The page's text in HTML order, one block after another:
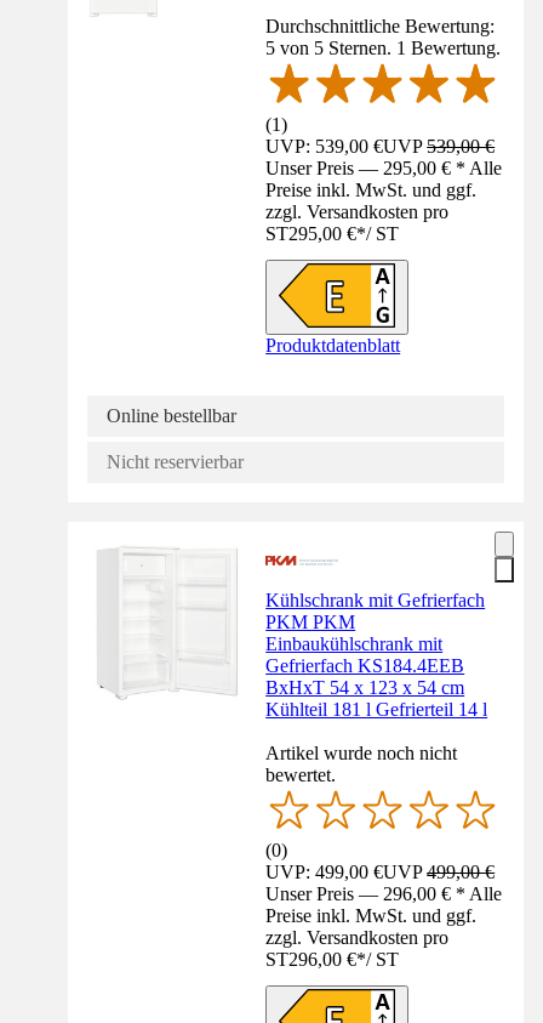
Durchschnittliche Bewertung:
5 von 5 Sternen. 1 Bewertung.
(1)
UVP: 539,00 €UVP539,00 €
Unser Preis — 295,00 € * Alle
Preise inkl. MwSt. und ggf.
zzgl. Versandkosten pro
ST295,00 €*/ ST
Produktdatenblatt
Online bestellbar
Nicht reservierbar
Kühlschrank mit Gefrierfach
PKM PKM
Einbaukühlschrank mit
Gefrierfach KS184.4EEB
BxHxT 54 x 123 x 54 cm
Kühlteil 181 l Gefrierteil 14 l
Artikel wurde noch nicht
bewertet.
(0)
UVP: 499,00 €UVP499,00 €
Unser Preis — 296,00 € * Alle
Preise inkl. MwSt. und ggf.
zzgl. Versandkosten pro
ST296,00 €*/ ST